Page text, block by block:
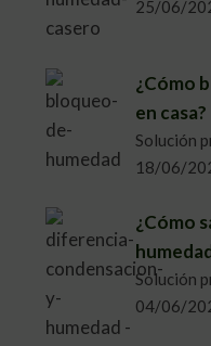
25/06/
¿Cómo
en casa?
Solución
18/06/
¿Cómo
Solución
04/06/